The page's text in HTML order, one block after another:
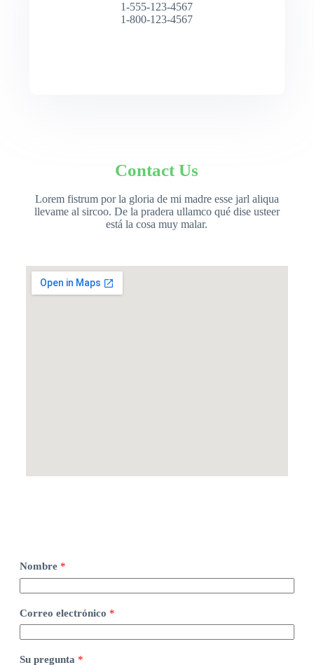
1-555-123-4567
1-800-123-4567
Contact Us
Lorem fistrum por la gloria de mi madre esse jarl aliqua
llevame al sircoo. De la pradera ullamco qué dise usteer
está la cosa muy malar.
l
c
r
n
i
Nombre *
Correo electrónico *
Su pregunta *